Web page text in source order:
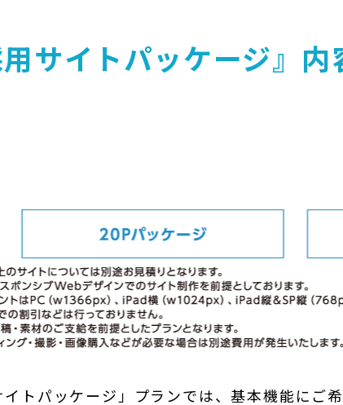
用サイトパッケージ』内
トパッケージ」プランでは、基本機能にご